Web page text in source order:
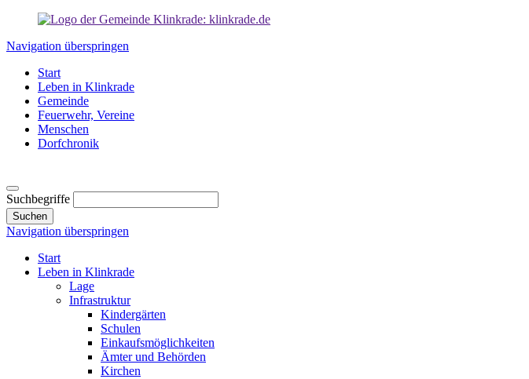
Navigation überspringen
Start
Leben in Klinkrade
Gemeinde
Feuerwehr, Vereine
Menschen
Dorfchronik
Suchbegriffe
Suchen
Navigation überspringen
Start
Leben in Klinkrade
Lage
Infrastruktur
Kindergärten
Schulen
Einkaufsmöglichkeiten
Ämter und Behörden
Kirchen